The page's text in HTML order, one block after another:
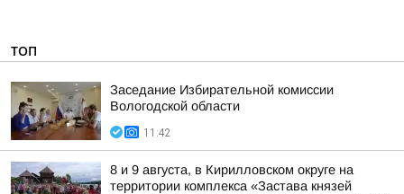
ТОП
Заседание Избирательной комиссии
Вологодской области
11:42
8 и 9 августа, в Кирилловском округе на
территории комплекса «Застава князей